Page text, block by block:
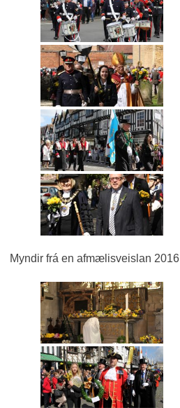
Myndir frá en afmælisveislan 2016